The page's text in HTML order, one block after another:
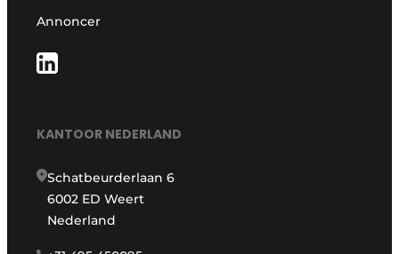
Annoncer
KANTOOR NEDERLAND
Schatbeurderlaan 6
6002 ED Weert
Nederland